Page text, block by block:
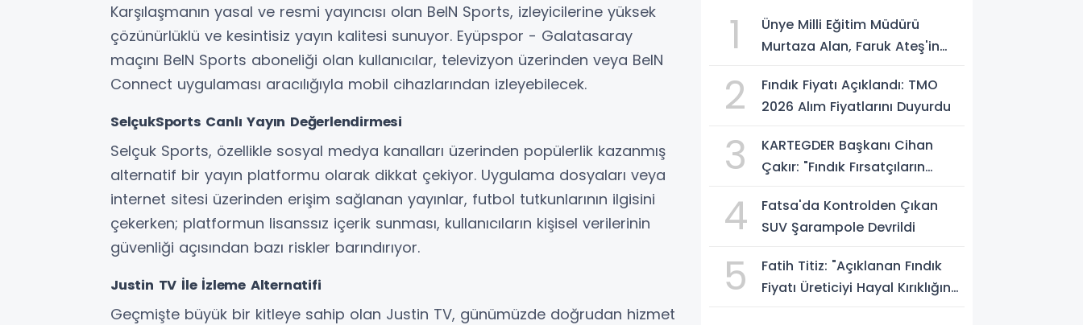
Karşılaşmanın yasal ve resmi yayıncısı olan BeIN Sports, izleyicilerine yüksek
çözünürlüklü ve kesintisiz yayın kalitesi sunuyor. Eyüpspor - Galatasaray
maçını BeIN Sports aboneliği olan kullanıcılar, televizyon üzerinden veya BeIN
Connect uygulaması aracılığıyla mobil cihazlarından izleyebilecek.
SelçukSports Canlı Yayın Değerlendirmesi
Selçuk Sports, özellikle sosyal medya kanalları üzerinden popülerlik kazanmış
alternatif bir yayın platformu olarak dikkat çekiyor. Uygulama dosyaları veya
internet sitesi üzerinden erişim sağlanan yayınlar, futbol tutkunlarının ilgisini
çekerken; platformun lisanssız içerik sunması, kullanıcıların kişisel verilerinin
güvenliği açısından bazı riskler barındırıyor.
Justin TV İle İzleme Alternatifi
Geçmişte büyük bir kitleye sahip olan Justin TV, günümüzde doğrudan hizmet
1
Ünye Milli Eğitim Müdürü
Murtaza Alan, Faruk Ateş'in
2
Fındık Fiyatı Açıklandı: TMO
2026 Alım Fiyatlarını Duyurdu
3
KARTEGDER Başkanı Cihan
Çakır: "Fındık Fırsatçıların
4
Fatsa'da Kontrolden Çıkan
SUV Şarampole Devrildi
5
Fatih Titiz: "Açıklanan Fındık
Fiyatı Üreticiyi Hayal Kırıklığına